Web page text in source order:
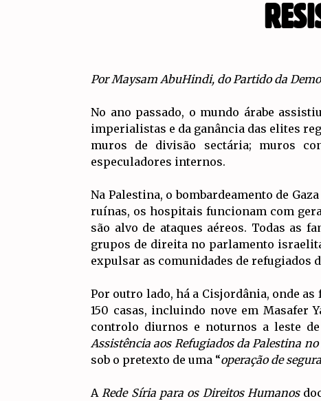
Por Maysam AbuHindi, do Partido da
No ano passado, o mundo árabe
imperialistas e da ganância das elites
muros de divisão sectária; muros
especuladores internos.
Na Palestina, o bombardeamento de
ruínas, os hospitais funcionam com
são alvo de ataques aéreos. Todas as
grupos de direita no parlamento
expulsar as comunidades de refugiados
Por outro lado, há a Cisjordânia, onde
150 casas, incluindo nove em Masafer
controlo diurnos e noturnos a leste
Assistência aos Refugiados da Palestina
sob o pretexto de uma “operação de
A Rede Síria para os Direitos Humanos